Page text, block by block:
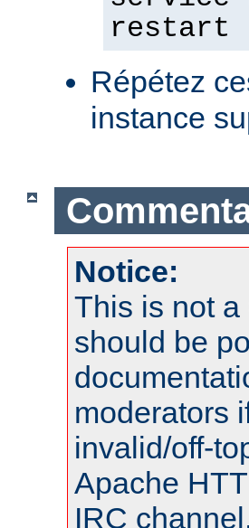
restart
Répétez
instance
Notice:
This is not
should be
moderators
invalid/off-
Apache
IRC